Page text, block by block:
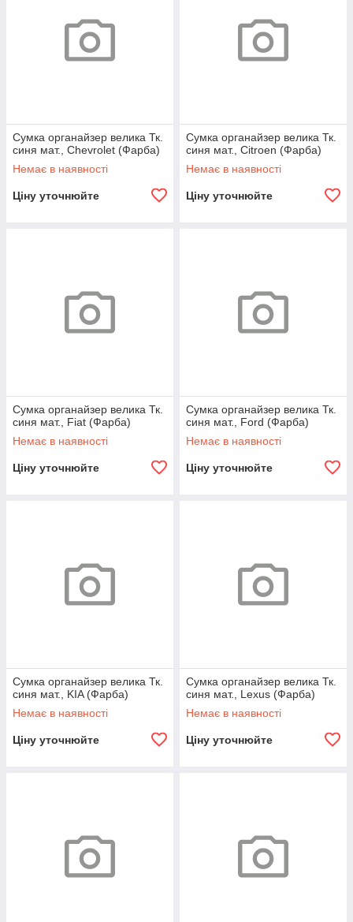
Сумка органайзер велика Тк.
синя мат., Chevrolet (Фарба)
Немає в наявності
Ціну уточнюйте
Сумка органайзер велика Тк.
синя мат., Citroen (Фарба)
Немає в наявності
Ціну уточнюйте
Сумка органайзер велика Тк.
синя мат., Fiat (Фарба)
Немає в наявності
Ціну уточнюйте
Сумка органайзер велика Тк.
синя мат., Ford (Фарба)
Немає в наявності
Ціну уточнюйте
Сумка органайзер велика Тк.
синя мат., KIA (Фарба)
Немає в наявності
Ціну уточнюйте
Сумка органайзер велика Тк.
синя мат., Lexus (Фарба)
Немає в наявності
Ціну уточнюйте